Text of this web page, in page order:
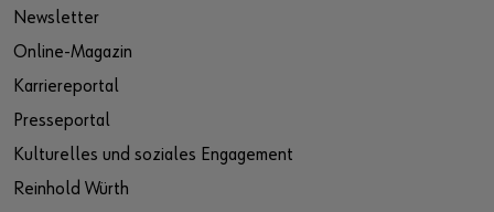
Newsletter
Online-Magazin
Karriereportal
Presseportal
Kulturelles und soziales Engagement
Reinhold Würth